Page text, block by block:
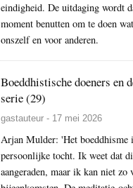
eindigheid. De uitdaging wordt
moment benutten om te doen
onszelf en voor anderen.
Boeddhistische doeners en
serie (29)
gastauteur - 17 mei 2026
Arjan Mulder: 'Het boeddhisme
persoonlijke tocht. Ik weet dat
aangeraden, maar ik kan niet zo